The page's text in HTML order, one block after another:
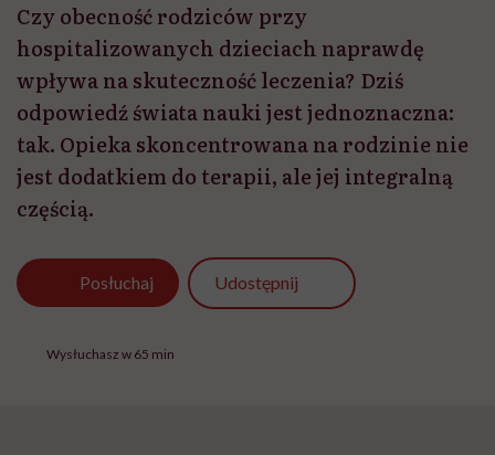
Czy obecność rodziców przy
hospitalizowanych dzieciach naprawdę
wpływa na skuteczność leczenia? Dziś
odpowiedź świata nauki jest jednoznaczna:
tak. Opieka skoncentrowana na rodzinie nie
jest dodatkiem do terapii, ale jej integralną
częścią.
Posłuchaj Udostępnij
Wysłuchasz w 65 min